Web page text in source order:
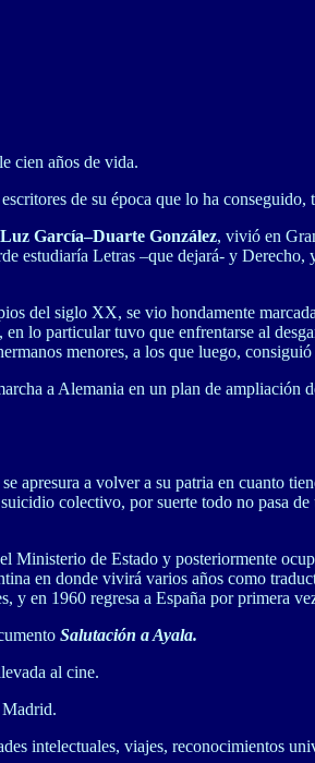
cien años de vida.
de su época que lo ha conseguido,
García–Duarte González, vivió en
estudiaría Letras –que dejará- y Derecho,
del siglo XX, se vio hondamente
lo particular tuvo que enfrentarse al
menores, a los que luego,
a Alemania en un plan de ampliación
apresura a volver a su patria en cuanto
colectivo, por suerte todo no pasa
Ministerio de Estado y posteriormente
en donde vivirá varios años como
y en 1960 regresa a España por primera
Salutación a Ayala.
al cine.
intelectuales, viajes, reconocimientos